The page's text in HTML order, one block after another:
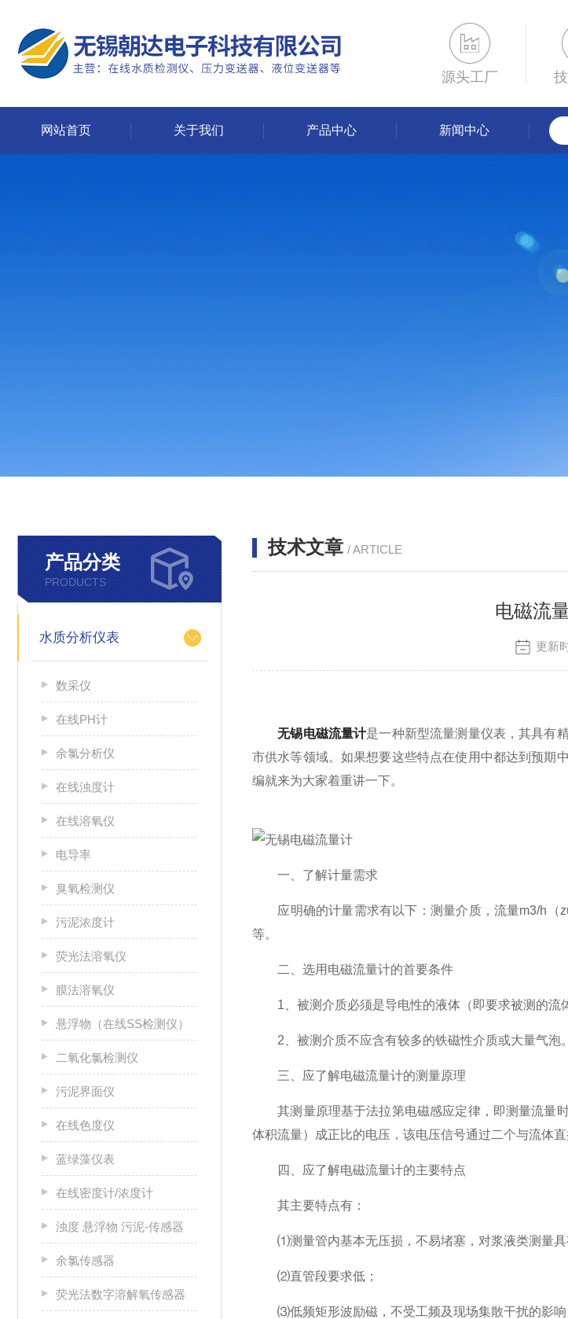
源头工厂
网站首页 关于我们 产品中心 新闻中心
产品分类
PRODUCTS
水质分析仪表
数采仪
在线PH计
余氯分析仪
在线浊度计
在线溶氧仪
电导率
臭氧检测仪
污泥浓度计
荧光法溶氧仪
膜法溶氧仪
悬浮物（在线SS检测仪）
二氧化氯检测仪
污泥界面仪
在线色度仪
蓝绿藻仪表
在线密度计/浓度计
浊度 悬浮物 污泥-传感器
余氯传感器
荧光法数字溶解氧传感器
技术文章 / ARTICLE
电磁流
更新
无锡电磁流量计是一种新型流量测量仪表，其具有
市供水等领域。如果想要这些特点在使用中都达到预期
编就来为大家着重讲一下。
一、了解计量需求
应明确的计量需求有以下：测量介质，流量m3/h（
等。
二、选用电磁流量计的首要条件
1、被测介质必须是导电性的液体（即要求被测的流
2、被测介质不应含有较多的铁磁性介质或大量气泡。
三、应了解电磁流量计的测量原理
其测量原理基于法拉第电磁感应定律，即测量流量时
体积流量）成正比的电压，该电压信号通过二个与流体
四、应了解电磁流量计的主要特点
其主要特点有：
⑴测量管内基本无压损，不易堵塞，对浆液类测量具
⑵直管段要求低；
⑶低频矩形波励磁，不受工频及现场集散干扰的影响